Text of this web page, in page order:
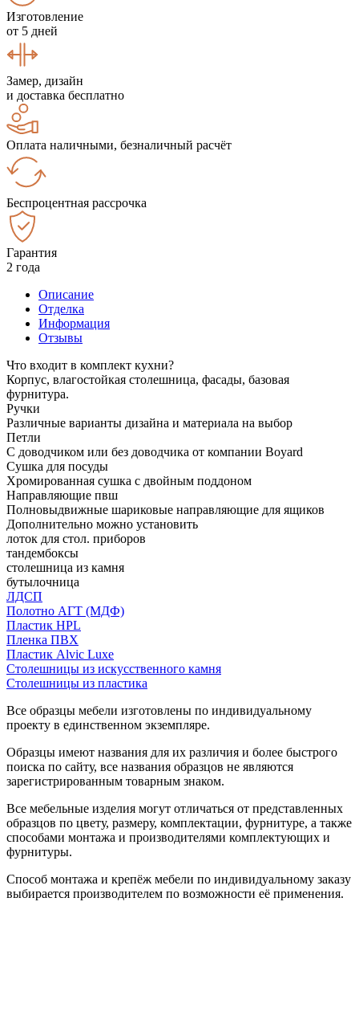
Изготовление
от 5 дней
Замер, дизайн
и доставка бесплатно
Оплата наличными, безналичный расчёт
Беспроцентная рассрочка
Гарантия
2 года
Описание
Отделка
Информация
Отзывы
Что входит в комплект кухни?
Корпус, влагостойкая столешница, фасады, базовая
фурнитура.
Ручки
Различные варианты дизайна и материала на выбор
Петли
С доводчиком или без доводчика от компании Boyard
Сушка для посуды
Хромированная сушка с двойным поддоном
Направляющие пвш
Полновыдвижные шариковые направляющие для ящиков
Дополнительно можно установить
лоток для стол. приборов
тандембоксы
столешница из камня
бутылочница
ЛДСП
Полотно АГТ (МДФ)
Пластик HPL
Пленка ПВХ
Пластик Alvic Luxe
Столешницы из искусственного камня
Столешницы из пластика
Все образцы мебели изготовлены по индивидуальному
проекту в единственном экземпляре.
Образцы имеют названия для их различия и более быстрого
поиска по сайту, все названия образцов не являются
зарегистрированным товарным знаком.
Все мебельные изделия могут отличаться от представленных
образцов по цвету, размеру, комплектации, фурнитуре, а также
способами монтажа и производителями комплектующих и
фурнитуры.
Способ монтажа и крепёж мебели по индивидуальному заказу
выбирается производителем по возможности её применения.